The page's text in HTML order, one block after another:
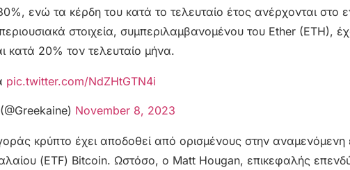
ενώ τα κέρδη του κατά το τελευταίο έτος ανέρχονται στο
στοιχεία, συμπεριλαμβανομένου του Ether (ETH),
κατά 20% τον τελευταίο μήνα.
pic.twitter.com/NdZHtGTN4i
November 8, 2023
κρύπτο έχει αποδοθεί από ορισμένους στην αναμενόμενη
(ETF) Bitcoin. Ωστόσο, ο Matt Hougan, επικεφαλής